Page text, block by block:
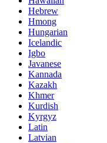
Hebrew
Hmong
Hungarian
Icelandic
Igbo
Javanese
Kannada
Kazakh
Khmer
Kurdish
Kyrgyz
Latin
Latvian